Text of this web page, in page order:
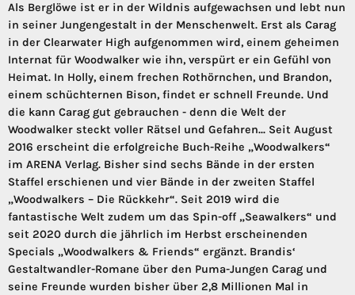
Als Berglöwe ist er in der Wildnis aufgewachsen und lebt nun
in seiner Jungengestalt in der Menschenwelt. Erst als Carag
in der Clearwater High aufgenommen wird, einem geheimen
Internat für Woodwalker wie ihn, verspürt er ein Gefühl von
Heimat. In Holly, einem frechen Rothörnchen, und Brandon,
einem schüchternen Bison, findet er schnell Freunde. Und
die kann Carag gut gebrauchen - denn die Welt der
Woodwalker steckt voller Rätsel und Gefahren... Seit August
2016 erscheint die erfolgreiche Buch-Reihe „Woodwalkers“
im ARENA Verlag. Bisher sind sechs Bände in der ersten
Staffel erschienen und vier Bände in der zweiten Staffel
„Woodwalkers – Die Rückkehr“. Seit 2019 wird die
fantastische Welt zudem um das Spin-off „Seawalkers“ und
seit 2020 durch die jährlich im Herbst erscheinenden
Specials „Woodwalkers & Friends“ ergänzt. Brandis‘
Gestaltwandler-Romane über den Puma-Jungen Carag und
seine Freunde wurden bisher über 2,8 Millionen Mal in